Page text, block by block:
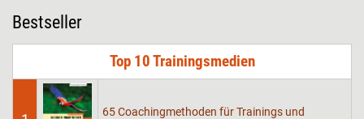
Bestseller
Top 10 Trainingsmedien
65 Coachingmethoden für Trainings und